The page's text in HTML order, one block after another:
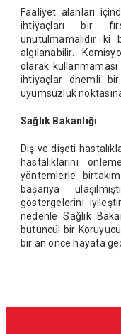
Faaliyet alanları
ihtiyaçları bir
unutulmamalıdır
algılanabilir.
olarak
ihtiyaçlar önemli
uyumsuzluk
Sağlık Bakanlığı
Diş ve dişeti
hastalıklarını
yöntemlerle
başarıya
göstergelerini
nedenle Sağlık
bütüncül bir Koruyucu
bir an önce hayata